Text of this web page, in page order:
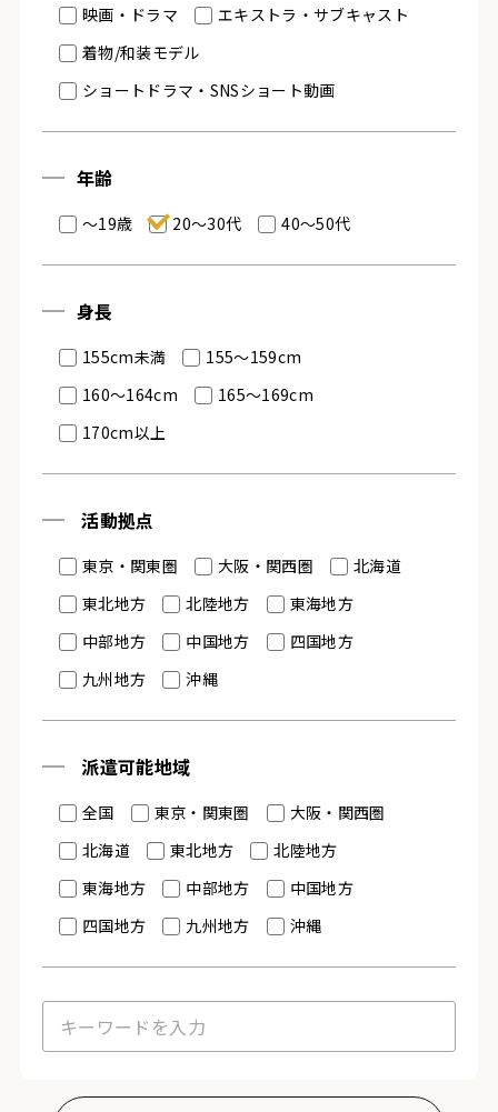
映画・ドラマ
エキストラ・サブキャスト
着物/和装モデル
ショートドラマ・SNSショート動画
年齢
～19歳 20～30代 40～50代
身長
155cm未満
155～159cm
160～164cm
165～169cm
170cm以上
活動拠点
東京・関東圏 大阪・関西圏
北海道
東北地方
北陸地方
東海地方
中部地方
中国地方
四国地方
九州地方
沖縄
派遣可能地域
全国 東京・関東圏
大阪・関西圏
北海道
東北地方
北陸地方
東海地方
中部地方
中国地方
四国地方
九州地方 沖縄